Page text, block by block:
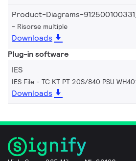
Product-Diagrams-
Risorse multiple
Downloads
Plug-in software
IES
IES File - TC KT PT 20S/840 PSU
Downloads